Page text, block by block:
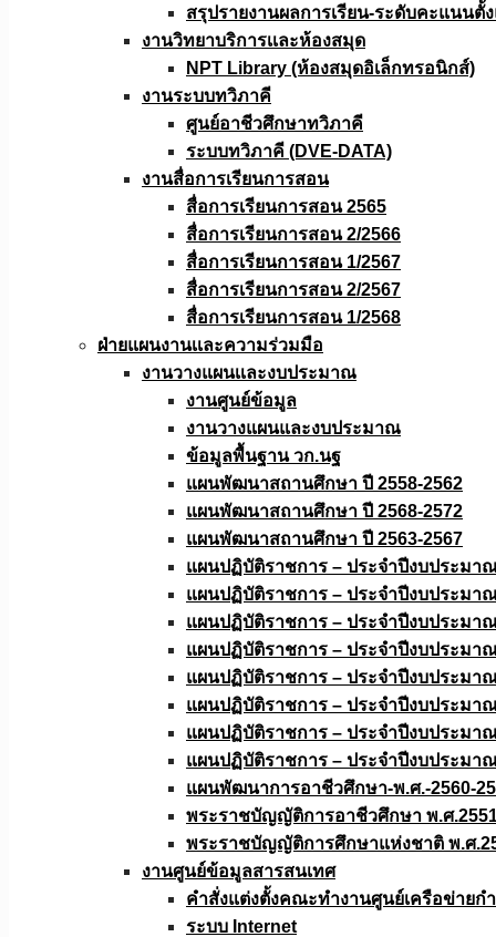
สรุปรายงานผลการเรียน-ระดับคะแนนตั้
งานวิทยาบริการเเละห้องสมุด
NPT Library (ห้องสมุดอิเล็กทรอนิกส์)
งานระบบทวิภาคี
ศูนย์อาชีวศึกษาทวิภาคี
ระบบทวิภาคี (DVE-DATA)
งานสื่อการเรียนการสอน
สื่อการเรียนการสอน 2565
สื่อการเรียนการสอน 2/2566
สื่อการเรียนการสอน 1/2567
สื่อการเรียนการสอน 2/2567
สื่อการเรียนการสอน 1/2568
ฝ่ายแผนงานเเละความร่วมมือ
งานวางแผนเเละงบประมาณ
งานศูนย์ข้อมูล
งานวางแผนและงบประมาณ
ข้อมูลพื้นฐาน วก.นฐ
แผนพัฒนาสถานศึกษา ปี 2558-2562
แผนพัฒนาสถานศึกษา ปี 2568-2572
แผนพัฒนาสถานศึกษา ปี 2563-2567
แผนปฏิบัติราชการ – ประจำปีงบประมา
แผนปฏิบัติราชการ – ประจำปีงบประมา
แผนปฏิบัติราชการ – ประจำปีงบประมา
แผนปฏิบัติราชการ – ประจำปีงบประมา
แผนปฏิบัติราชการ – ประจำปีงบประมา
แผนปฏิบัติราชการ – ประจำปีงบประมา
แผนปฏิบัติราชการ – ประจำปีงบประมา
แผนปฏิบัติราชการ – ประจำปีงบประมา
แผนพัฒนาการอาชีวศึกษา-พ.ศ.-2560-
พระราชบัญญัติการอาชีวศึกษา พ.ศ
พระราชบัญญัติการศึกษาแห่งชาติ พ.ศ
งานศูนย์ข้อมูลสารสนเทศ
คำสั่งแต่งตั้งคณะทำงานศูนย์เครือข่าย
ระบบ Internet